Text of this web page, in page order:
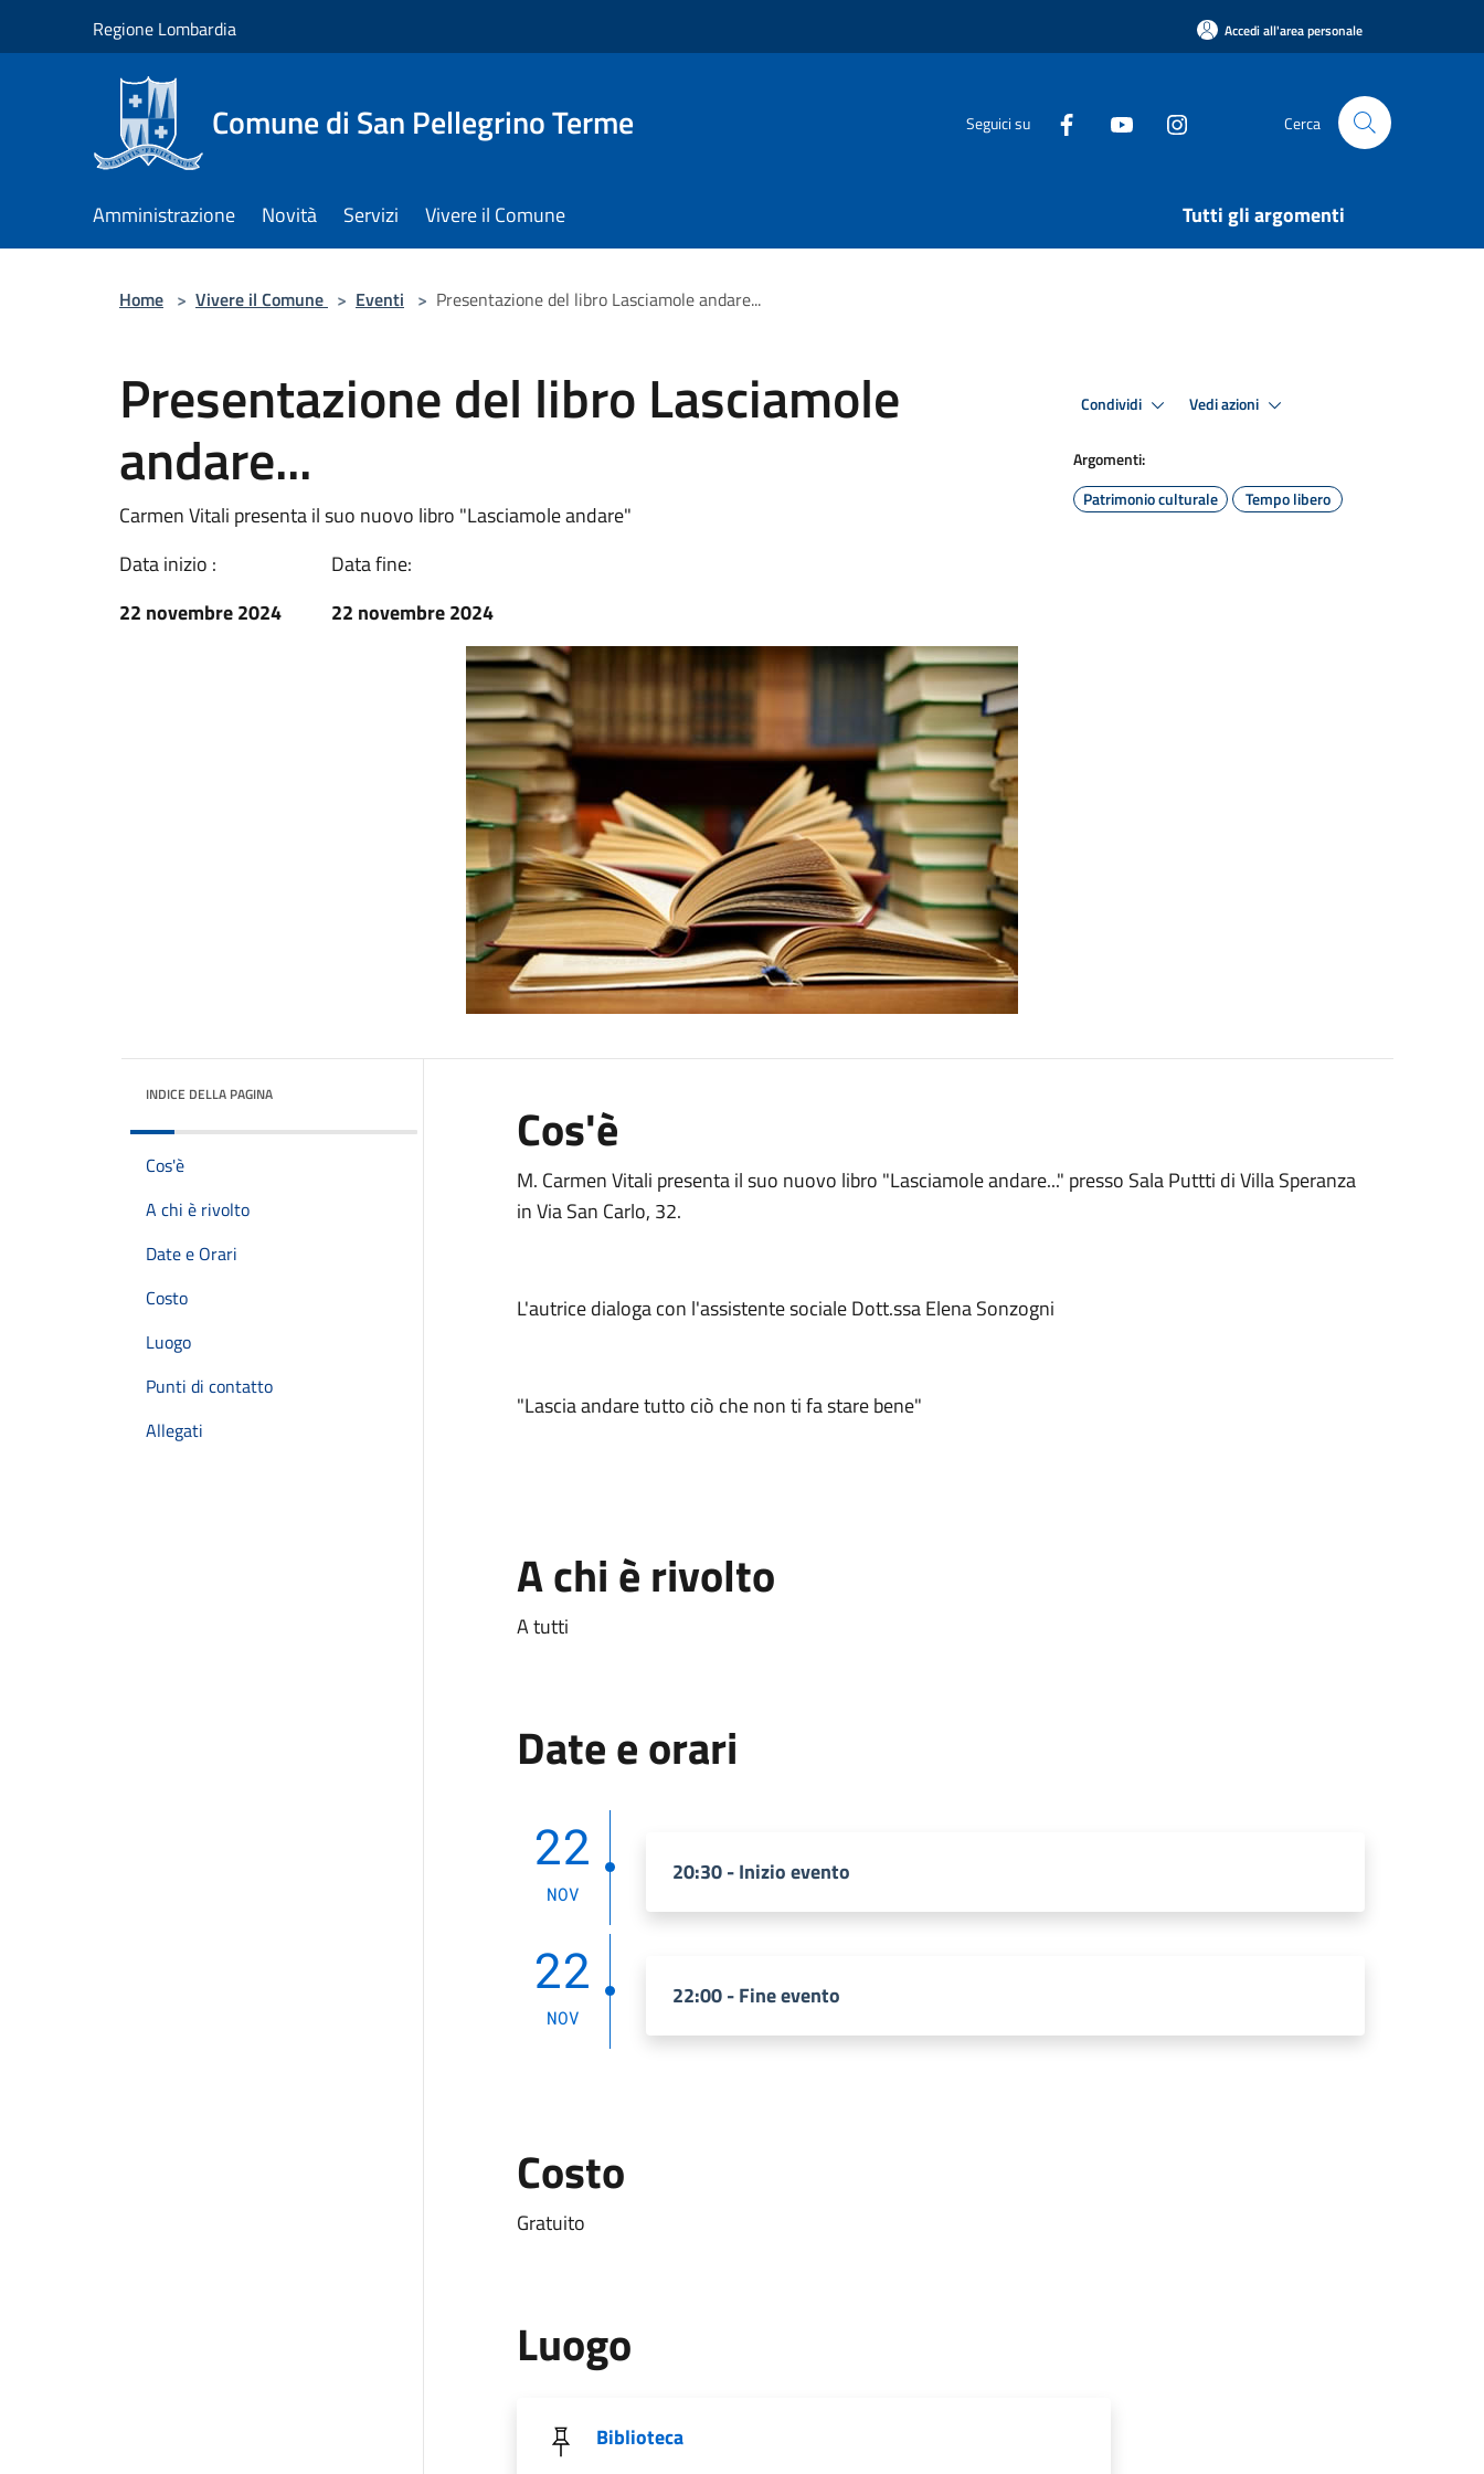
Regione Lombardia Accedi all'area personale
Comune di San Pellegrino Terme Seguici su Cerca
Amministrazione Novità Servizi Vivere il Comune Tutti gli argomenti
Home > Vivere il Comune > Eventi > Presentazione del libro Lasciamole andare...
Presentazione del libro Lasciamole
andare...
Carmen Vitali presenta il suo nuovo libro "Lasciamole andare"
Data inizio :
22 novembre 2024
Data fine:
22 novembre 2024
Condividi Vedi azioni
Argomenti:
Patrimonio culturale
Tempo libero
INDICE DELLA PAGINA
Cos'è
A chi è rivolto
Date e Orari
Costo
Luogo
Punti di contatto
Allegati
Cos'è
M. Carmen Vitali presenta il suo nuovo libro "Lasciamole andare..." presso Sala Puttti di Villa Speranza
in Via San Carlo, 32.
L'autrice dialoga con l'assistente sociale Dott.ssa Elena Sonzogni
"Lascia andare tutto ciò che non ti fa stare bene"
A chi è rivolto
A tutti
Date e orari
22
NOV
20:30 - Inizio evento
22
NOV
22:00 - Fine evento
Costo
Gratuito
Luogo
Biblioteca